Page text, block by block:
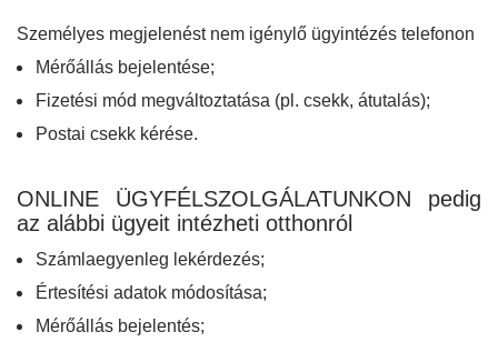
Személyes megjelenést nem igénylő ügyintézés telefonon
Mérőállás bejelentése;
Fizetési mód megváltoztatása (pl. csekk, átutalás);
Postai csekk kérése.
ONLINE ÜGYFÉLSZOLGÁLATUNKON pedig
az alábbi ügyeit intézheti otthonról
Számlaegyenleg lekérdezés;
Értesítési adatok módosítása;
Mérőállás bejelentés;